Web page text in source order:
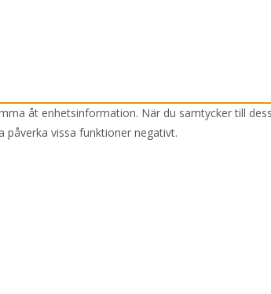
åt enhetsinformation. När du samtycker till
påverka vissa funktioner negativt.